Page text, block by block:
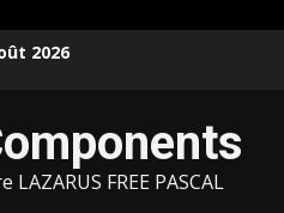
2026
FREE PASCAL